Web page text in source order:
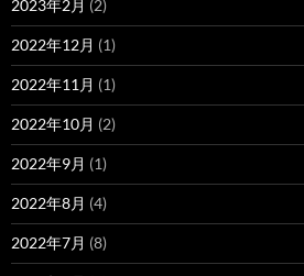
2023年2月 (2)
2022年12月 (1)
2022年11月 (1)
2022年10月 (2)
2022年9月 (1)
2022年8月 (4)
2022年7月 (8)